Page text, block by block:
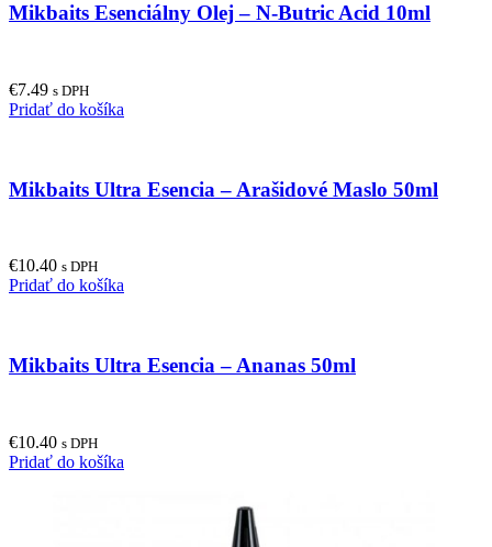
Mikbaits Esenciálny Olej – N-Butric Acid 10ml
€7.49 s DPH
Pridať do košíka
Mikbaits Ultra Esencia – Arašidové Maslo 50ml
€10.40 s DPH
Pridať do košíka
Mikbaits Ultra Esencia – Ananas 50ml
€10.40 s DPH
Pridať do košíka